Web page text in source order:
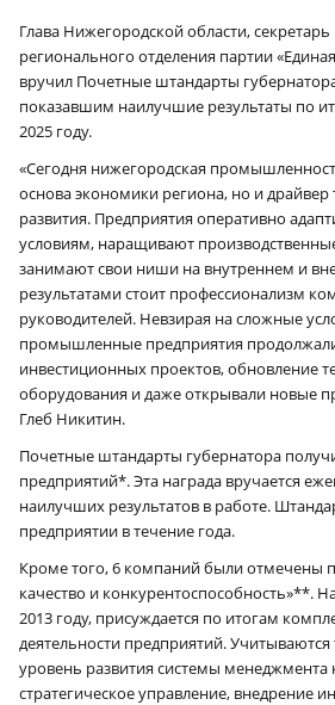
Глава Нижегородской области,
регионального отделения партии
вручил Почетные штандарты
показавшим наилучшие результаты по
2025 году.
«Сегодня нижегородская
основа экономики региона, но и драйвер
развития. Предприятия оперативно
условиям, наращивают
занимают свои ниши на внутреннем и
результатами стоит профессионализм
руководителей. Невзирая на сложные
промышленные предприятия
инвестиционных проектов, обновление
оборудования и даже открывали новые
Глеб Никитин.
Почетные штандарты губернатора
предприятий*. Эта награда вручается
наилучших результатов в работе.
предприятии в течение года.
Кроме того, 6 компаний были отмечены
качество и конкурентоспособность»**.
2013 году, присуждается по итогам
деятельности предприятий. Учитываются
уровень развития системы менеджмента
стратегическое управление, внедрение